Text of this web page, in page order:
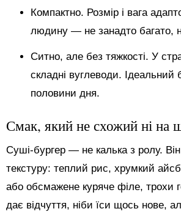
Компактно. Розмір і вага
людину — не занадто багато,
Ситно, але без тяжкості. У
складні вуглеводи. Ідеальний
половини дня.
Смак, який не схожий ні на
Суші-бургер — не калька з ролу.
текстуру: теплий рис, хрумкий
або обсмажене куряче філе, трохи
дає відчуття, ніби їси щось нове,